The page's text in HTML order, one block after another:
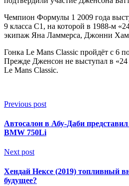
Чемпион Формулы 1 2009 года
9 класса С1, на которой в 1988-м
экипаж Яна Ламмерса, Джонни
Гонка Le Mans Classic пройдёт с 6
Прежде Дженсон не выступал в
Le Mans Classic.
Previous post
Автосалон в Абу-Даби
BMW 750Li
Next post
Хендай Нексе (2019) топливный
будущее?